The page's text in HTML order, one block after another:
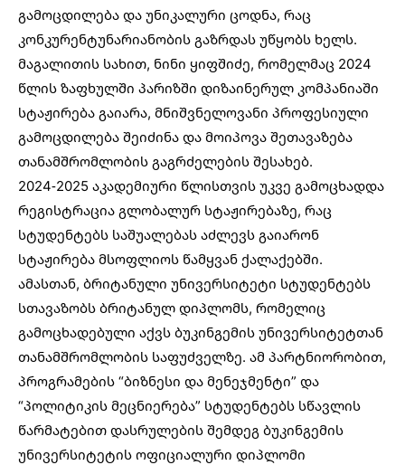
გამოცდილება და უნიკალური ცოდნა, რაც
კონკურენტუნარიანობის გაზრდას უწყობს ხელს.
მაგალითის სახით, ნინი ყიფშიძე, რომელმაც 2024
წლის ზაფხულში პარიზში დიზაინერულ კომპანიაში
სტაჟირება გაიარა, მნიშვნელოვანი პროფესიული
გამოცდილება შეიძინა და მოიპოვა შეთავაზება
თანამშრომლობის გაგრძელების შესახებ.
2024-2025 აკადემიური წლისთვის უკვე გამოცხადდა
რეგისტრაცია გლობალურ სტაჟირებაზე, რაც
სტუდენტებს საშუალებას აძლევს გაიარონ
სტაჟირება მსოფლიოს წამყვან ქალაქებში.
ამასთან, ბრიტანული უნივერსიტეტი სტუდენტებს
სთავაზობს ბრიტანულ დიპლომს, რომელიც
გამოცხადებული აქვს ბუკინგემის უნივერსიტეტთან
თანამშრომლობის საფუძველზე. ამ პარტნიორობით,
პროგრამების “ბიზნესი და მენეჯმენტი” და
“პოლიტიკის მეცნიერება” სტუდენტებს სწავლის
წარმატებით დასრულების შემდეგ ბუკინგემის
უნივერსიტეტის ოფიციალური დიპლომი